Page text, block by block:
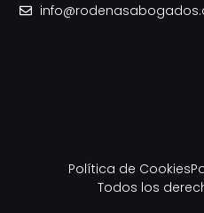
Política de Cookies
Todos los